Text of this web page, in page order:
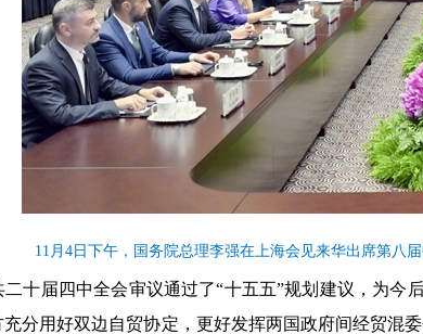
11月4日下午，国务院总理李强在上海会见来华出席第
十届四中全会审议通过了“十五五”规划建议，为今
分用好双边自贸协定，更好发挥两国政府间经贸混